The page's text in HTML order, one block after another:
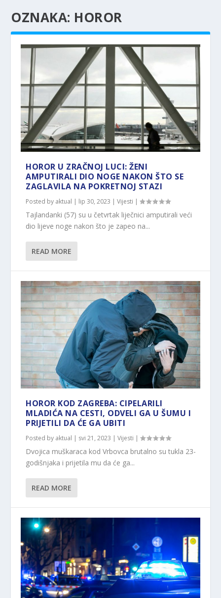
OZNAKA: HOROR
HOROR U ZRAČNOJ LUCI: ŽENI
AMPUTIRALI DIO NOGE NAKON ŠTO SE
ZAGLAVILA NA POKRETNOJ STAZI
Posted by aktual | lip 30, 2023 |Vijesti |
Tajlandanki (57) su u četvrtak liječnici amputirali veći
dio lijeve noge nakon što je zapeo na...
READ MORE
HOROR KOD ZAGREBA: CIPELARILI
MLADIĆA NA CESTI, ODVELI GA U ŠUMU I
PRIJETILI DA ĆE GA UBITI
Posted by aktual | svi 21, 2023 |Vijesti |
Dvojica muškaraca kod Vrbovca brutalno su tukla 23-
godišnjaka i prijetila mu da će ga...
READ MORE